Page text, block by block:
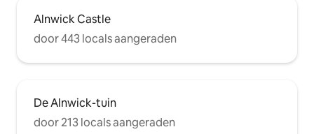
Alnwick Castle
door 443 locals aangeraden
De Alnwick-tuin
door 213 locals aangeraden